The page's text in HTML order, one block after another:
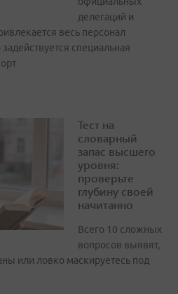
делегаций и
весь персонал
специальная
Тест на
словарный
запас высшего
уровня:
проверьте
глубину своей
начитанно
Всего 10 сложных
вопросов выявят,
или ловко маскируетесь под